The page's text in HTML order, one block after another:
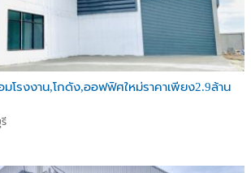
รงงาน,โกดัง,ออฟฟิศใหม่ราคาเพียง2.9ล้าน